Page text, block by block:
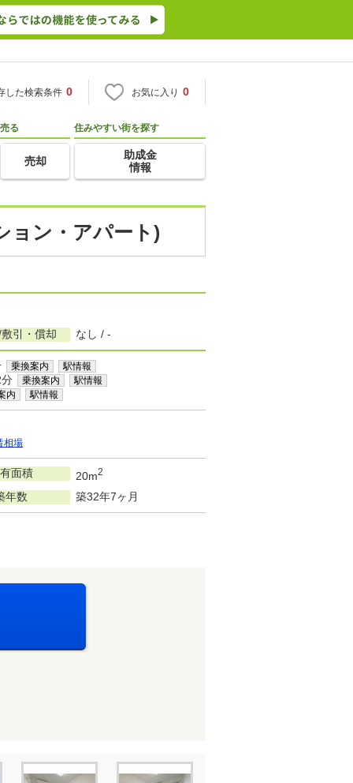
した検索条件 0 お気に入り 0
売る
売却
住みやすい街を探す
助成金
情報
ョン・アパート)
引・償却 なし / -
乗換案内 駅情報
乗換案内 駅情報
内 駅情報
相場
面積 20m2
年数 築32年7ヶ月